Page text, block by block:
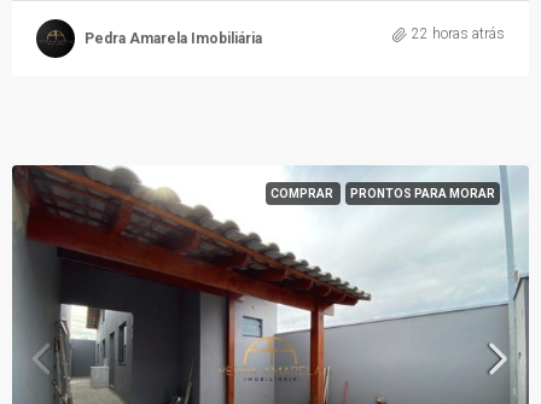
Pedra Amarela Imobiliária 22 horas atrás
COMPRAR PRONTOS PARA MORAR